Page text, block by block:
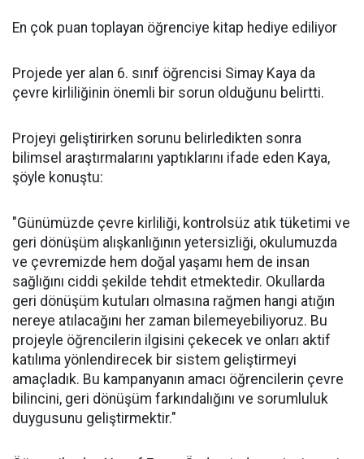
En çok puan toplayan öğrenciye kitap hediye ediliyor
Projede yer alan 6. sınıf öğrencisi Simay Kaya da
çevre kirliliğinin önemli bir sorun olduğunu belirtti.
Projeyi geliştirirken sorunu belirledikten sonra
bilimsel araştırmalarını yaptıklarını ifade eden Kaya,
şöyle konuştu:
"Günümüzde çevre kirliliği, kontrolsüz atık tüketimi ve
geri dönüşüm alışkanlığının yetersizliği, okulumuzda
ve çevremizde hem doğal yaşamı hem de insan
sağlığını ciddi şekilde tehdit etmektedir. Okullarda
geri dönüşüm kutuları olmasına rağmen hangi atığın
nereye atılacağını her zaman bilemeyebiliyoruz. Bu
projeyle öğrencilerin ilgisini çekecek ve onları aktif
katılıma yönlendirecek bir sistem geliştirmeyi
amaçladık. Bu kampanyanın amacı öğrencilerin çevre
bilincini, geri dönüşüm farkındalığını ve sorumluluk
duygusunu geliştirmektir."